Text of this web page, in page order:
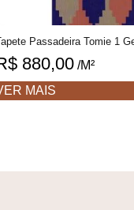
880,00 /M²
MAIS